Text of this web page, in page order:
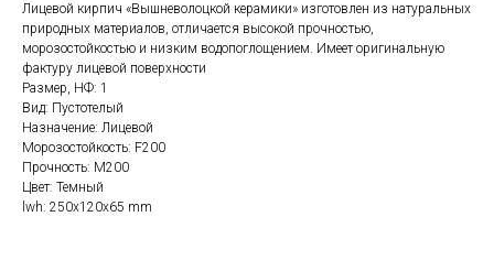
Лицевой кирпич «Вышневолоцкой керамики» изготовлен из натуральных
природных материалов, отличается высокой прочностью,
морозостойкостью и низким водопоглощением. Имеет оригинальную
фактуру лицевой поверхности
Размер, НФ: 1
Вид: Пустотелый
Назначение: Лицевой
Морозостойкость: F200
Прочность: М200
Цвет: Темный
lwh: 250x120x65 mm